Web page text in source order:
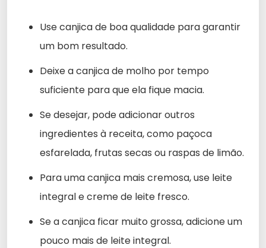
Use canjica de boa qualidade para garantir
um bom resultado.
Deixe a canjica de molho por tempo
suficiente para que ela fique macia.
Se desejar, pode adicionar outros
ingredientes à receita, como paçoca
esfarelada, frutas secas ou raspas de limão.
Para uma canjica mais cremosa, use leite
integral e creme de leite fresco.
Se a canjica ficar muito grossa, adicione um
pouco mais de leite integral.